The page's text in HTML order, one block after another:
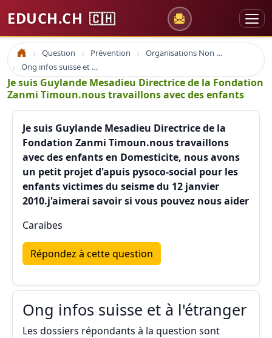
EDUCH.CH 🇨🇭
Accueil Question Prévention
Organisations Non Gouvernementales
Ong infos suisse et à l'étranger
Je suis Guylande Mesadieu Directrice de la Fondation
Zanmi Timoun.nous travaillons avec des enfants
Je suis Guylande Mesadieu Directrice de la
Fondation Zanmi Timoun.nous travaillons
avec des enfants en Domesticite, nous avons
un petit projet d'apuis pysoco-social pour les
enfants victimes du seisme du 12 janvier
2010.j'aimerai savoir si vous pouvez nous aider
Caraibes
Répondez à cette question
Ong infos suisse et à l'étranger
Les dossiers répondants à la question sont